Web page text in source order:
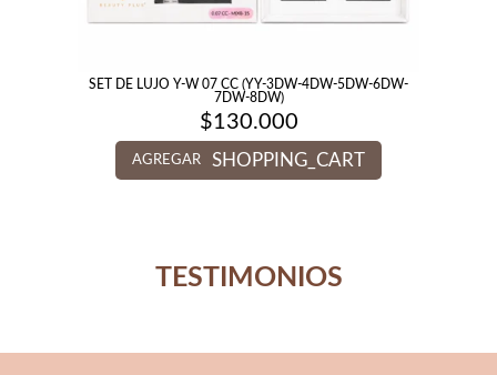
SET DE LUJO Y-W 07 CC (YY-3DW-4DW-5DW-6DW-
7DW-8DW)
$130.000
AGREGAR SHOPPING_CART
TESTIMONIOS